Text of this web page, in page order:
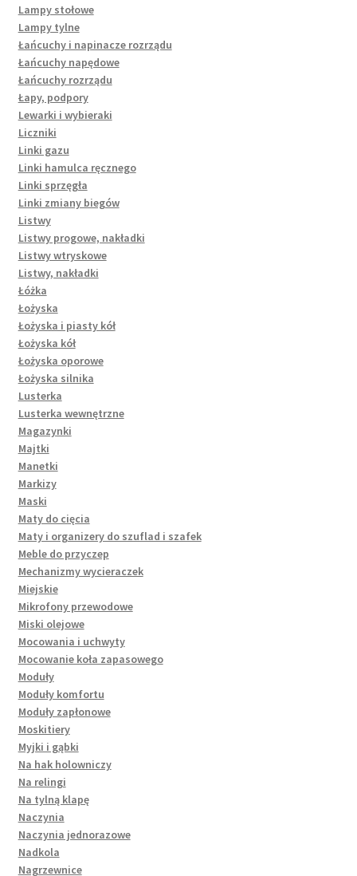
Lampy stołowe
Lampy tylne
Łańcuchy i napinacze rozrządu
Łańcuchy napędowe
Łańcuchy rozrządu
Łapy, podpory
Lewarki i wybieraki
Liczniki
Linki gazu
Linki hamulca ręcznego
Linki sprzęgła
Linki zmiany biegów
Listwy
Listwy progowe, nakładki
Listwy wtryskowe
Listwy, nakładki
Łóżka
Łożyska
Łożyska i piasty kół
Łożyska kół
Łożyska oporowe
Łożyska silnika
Lusterka
Lusterka wewnętrzne
Magazynki
Majtki
Manetki
Markizy
Maski
Maty do cięcia
Maty i organizery do szuflad i szafek
Meble do przyczep
Mechanizmy wycieraczek
Miejskie
Mikrofony przewodowe
Miski olejowe
Mocowania i uchwyty
Mocowanie koła zapasowego
Moduły
Moduły komfortu
Moduły zapłonowe
Moskitiery
Myjki i gąbki
Na hak holowniczy
Na relingi
Na tylną klapę
Naczynia
Naczynia jednorazowe
Nadkola
Nagrzewnice